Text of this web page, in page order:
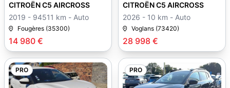
14 980 €
CITROËN C5 AIRCROSS
2019 - 94511 km - Auto
Fougères (35300)
28 998 €
CITROËN C5 AIRCROSS
2026 - 10 km - Auto
Voglans (73420)
PRO PRO